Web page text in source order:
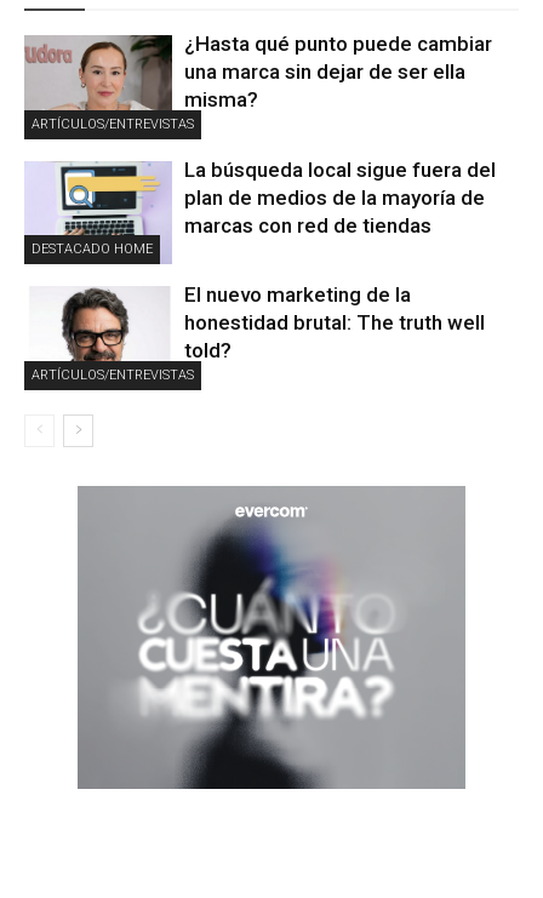
ARTÍCULOS/ENTREVISTAS
¿Hasta qué punto puede cambiar
una marca sin dejar de ser ella
misma?
DESTACADO HOME
La búsqueda local sigue fuera del
plan de medios de la mayoría de
marcas con red de tiendas
ARTÍCULOS/ENTREVISTAS
El nuevo marketing de la
honestidad brutal: The truth well
told?